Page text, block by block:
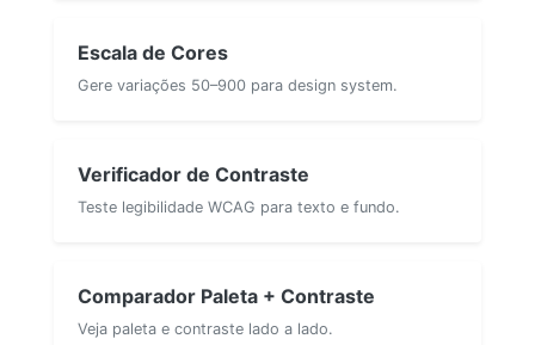
Escala de Cores
Gere variações 50–900 para design system.
Verificador de Contraste
Teste legibilidade WCAG para texto e fundo.
Comparador Paleta + Contraste
Veja paleta e contraste lado a lado.